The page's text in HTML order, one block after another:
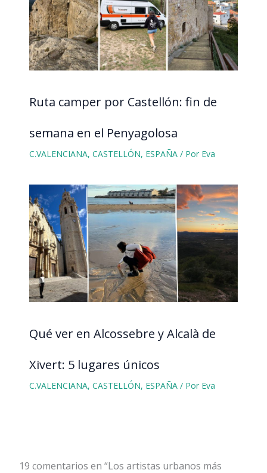
Ruta camper por Castellón: fin de
semana en el Penyagolosa
C.VALENCIANA, CASTELLÓN, ESPAÑA/ Por Eva
Qué ver en Alcossebre y Alcalà de
Xivert: 5 lugares únicos
C.VALENCIANA, CASTELLÓN, ESPAÑA/ Por Eva
19 comentarios en “Los artistas urbanos más